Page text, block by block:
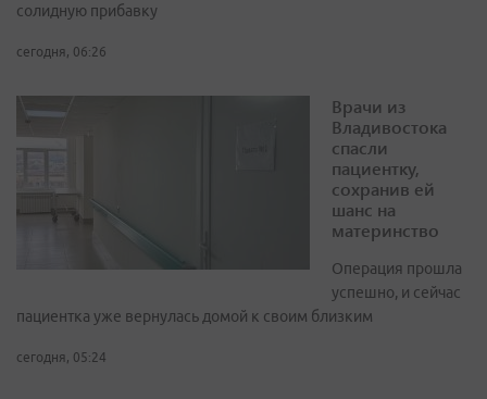
солидную прибавку
сегодня, 06:26
Врачи из
Владивостока
спасли
пациентку,
сохранив ей
шанс на
материнство
Операция прошла
успешно, и сейчас
пациентка уже вернулась домой к своим близким
сегодня, 05:24